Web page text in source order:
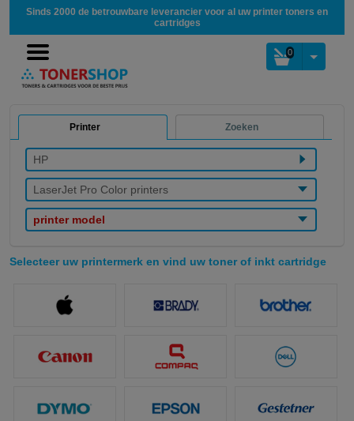
Sinds 2000 de betrouwbare leverancier voor al uw printer toners en
cartridges
0
Printer Zoeken
HP
LaserJet Pro Color printers
printer model
Selecteer uw printermerk en vind uw toner of inkt cartridge